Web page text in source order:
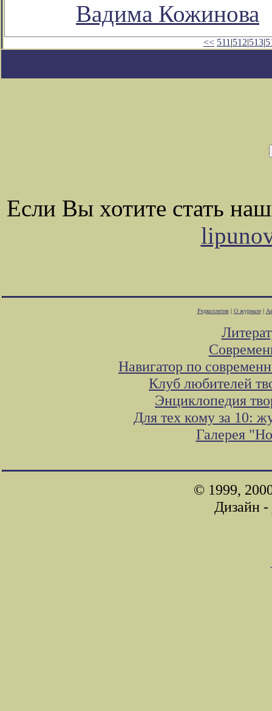
Вадима Кожинова
<< 511 |512|513|
Если Вы хотите стать
Редколлегия| О журнале|
Навигатор по
Клуб любителей
Энциклопедия
Для тех кому за 10:
Галерея
© 1999,
Дизайн -